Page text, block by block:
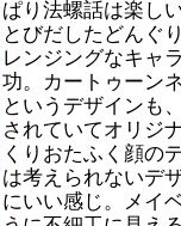
ぱり法螺話は楽し
とびだしたどんぐ
レンジングなキャ
功。カートゥーン
というデザインも
されていてオリジ
くりおたふく顔の
は考えられないデ
にいい感じ。メイ